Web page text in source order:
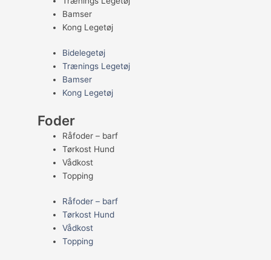
Bamser
Kong Legetøj
Bidelegetøj
Trænings Legetøj
Bamser
Kong Legetøj
Foder
Råfoder – barf
Tørkost Hund
Vådkost
Topping
Råfoder – barf
Tørkost Hund
Vådkost
Topping